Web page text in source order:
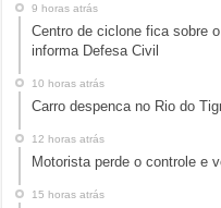
9 horas atrás
Centro de ciclone fica sobre
informa Defesa Civil
10 horas atrás
Carro despenca no Rio do
12 horas atrás
Motorista perde o controle e
15 horas atrás